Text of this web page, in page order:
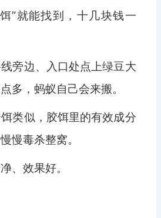
”就能找到，十几块钱一
旁边、入口处点上绿豆大
多，蚂蚁自己会来搬。
饵类似，胶饵里的有效成分
慢毒杀整窝。
、效果好。